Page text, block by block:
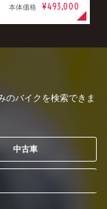
本体価格 ¥493,000
のバイクを検索できま
中古車